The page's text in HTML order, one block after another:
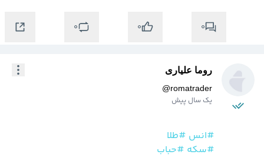
0
0
0
روما علیاری
@romatrader
یک سال پیش
#انس #طلا
#سکه #حباب